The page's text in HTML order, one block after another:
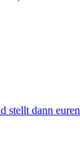
stellt dann